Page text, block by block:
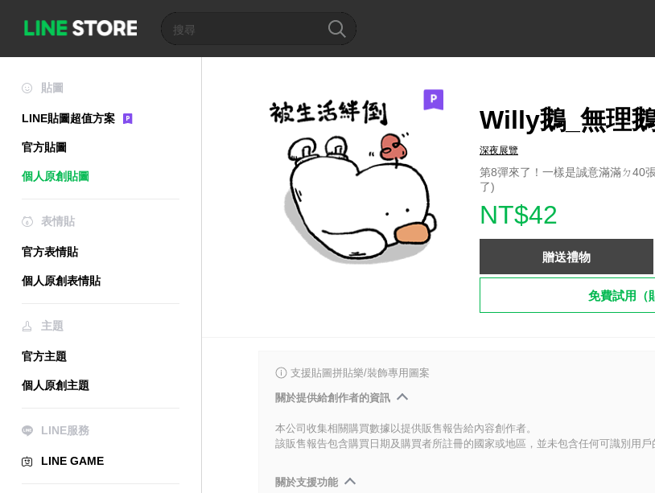
貼圖
LINE貼圖超值方案
官方貼圖
個人原創貼圖
表情貼
官方表情貼
個人原創表情貼
主題
官方主題
個人原創主題
LINE服務
LINE GAME
Willy鵝_無理
深夜展覽
第8彈來了！一樣是誠意滿滿ㄉ40
了)
NT$42
贈送禮物
免費試用（
支援貼圖拼貼樂/裝飾專用圖案
關於提供給創作者的資訊
本公司收集相關購買數據以提供販售報告給內容創作者。
該販售報告包含購買日期及購買者所註冊的國家或地區，並未包含任何可識別用戶
關於支援功能